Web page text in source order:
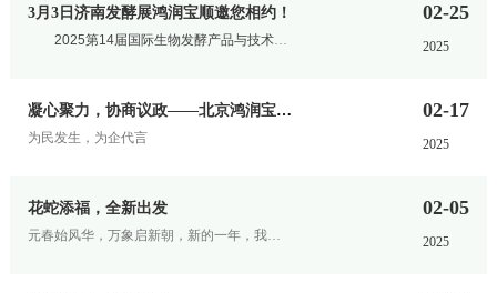
3月3日济南发酵展鸿润宝顺邀您相约！
2025第14届国际生物发酵产品与技术装备展览会
02-25
2025
凝心聚力，协商议政——北京鸿润宝顺董事长蒲强春参加政协会议
为民发生，为企代言
02-17
2025
花蛇添福，全新出发
元春始风华，万象启新朝，新的一年，我们将在全新的战略指引下...
02-05
2025